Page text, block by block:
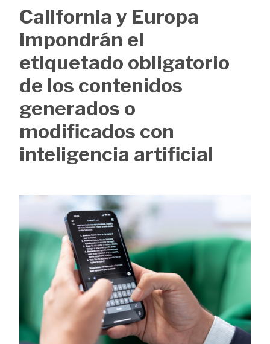
de
ayuda
a
la
navegación
California y Europa
impondrán el
etiquetado obligatorio
de los contenidos
generados o
modificados con
inteligencia artificial